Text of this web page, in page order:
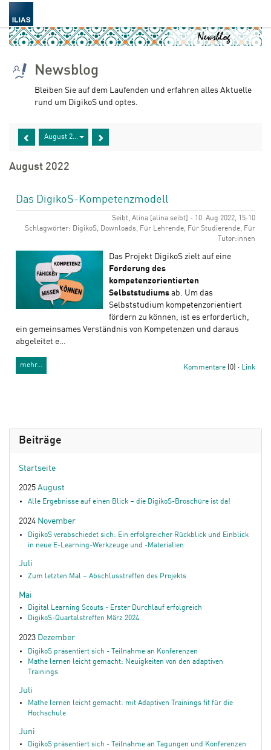
Newsblog
Bleiben Sie auf dem Laufenden und erfahren alles Aktuelle
rund um DigikoS und optes.
August 2022
August 2022
Das DigikoS-Kompetenzmodell
Seibt, Alina [alina.seibt] - 10. Aug 2022, 15:10
Schlagwörter: DigikoS, Downloads, Für Lehrende, Für Studierende, Für
Tutor:innen
Das Projekt DigikoS zielt auf eine
Förderung des
kompetenzorientierten
Selbststudiums ab. Um das
Selbststudium kompetenzorientiert
fördern zu können, ist es erforderlich,
ein gemeinsames Verständnis von Kompetenzen und daraus
abgeleitet e…
mehr… Kommentare (0) · Link
Beiträge
Startseite
2025 August
Alle Ergebnisse auf einen Blick – die DigikoS-Broschüre ist da!
2024 November
DigikoS verabschiedet sich: Ein erfolgreicher Rückblick und Einblick
in neue E-Learning-Werkzeuge und -Materialien
Juli
Zum letzten Mal – Abschlusstreffen des Projekts
Mai
Digital Learning Scouts - Erster Durchlauf erfolgreich
DigikoS-Quartalstreffen März 2024
2023 Dezember
DigikoS präsentiert sich - Teilnahme an Konferenzen
Mathe lernen leicht gemacht: Neuigkeiten von den adaptiven
Trainings
Juli
Mathe lernen leicht gemacht: mit Adaptiven Trainings fit für die
Hochschule
Juni
DigikoS präsentiert sich - Teilnahme an Tagungen und Konferenzen